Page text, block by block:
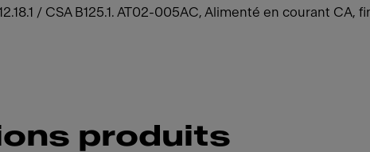
/ CSA B125.1. AT02-005AC, Alimenté en courant CA,
produits